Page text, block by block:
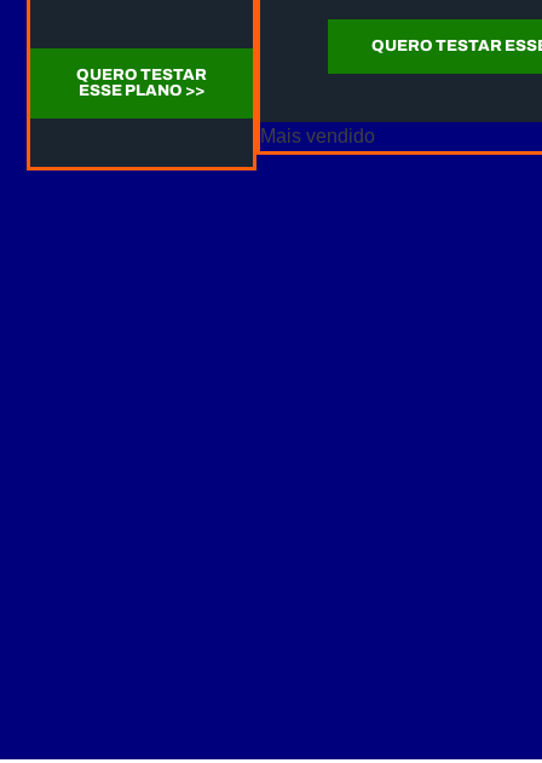
QUERO TESTAR
ESSE PLANO >>
QUERO TESTAR
Mais vendido